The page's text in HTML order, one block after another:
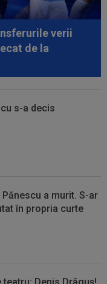
la colț pe Mo
verii
de la
s-a decis
a murit. S-ar
în propria curte